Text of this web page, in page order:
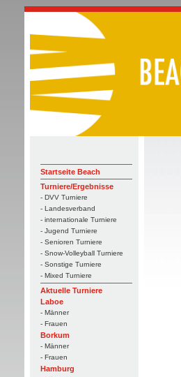
Startseite Beach
Turniere/Ergebnisse
- DVV Turniere
- Landesverband
- internationale Turniere
- Jugend Turniere
- Senioren Turniere
- Snow-Volleyball Turniere
- Sonstige Turniere
- Mixed Turniere
Aktuelle Turniere
Laboe
- Männer
- Frauen
Borkum
- Männer
- Frauen
Hamburg